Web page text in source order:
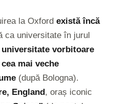
la Oxford există încă
ca universitate în jurul
universitate vorbitoare
cea mai veche
(după Bologna).
England, oraș iconic